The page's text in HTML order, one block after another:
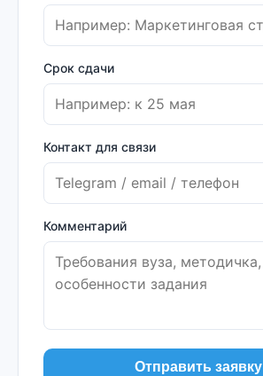
Срок сдачи
Контакт для связи
Комментарий
Отправить заявку